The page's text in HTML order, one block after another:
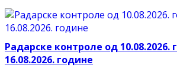
Радарске контроле од 10.08.2026.
16.08.2026. године